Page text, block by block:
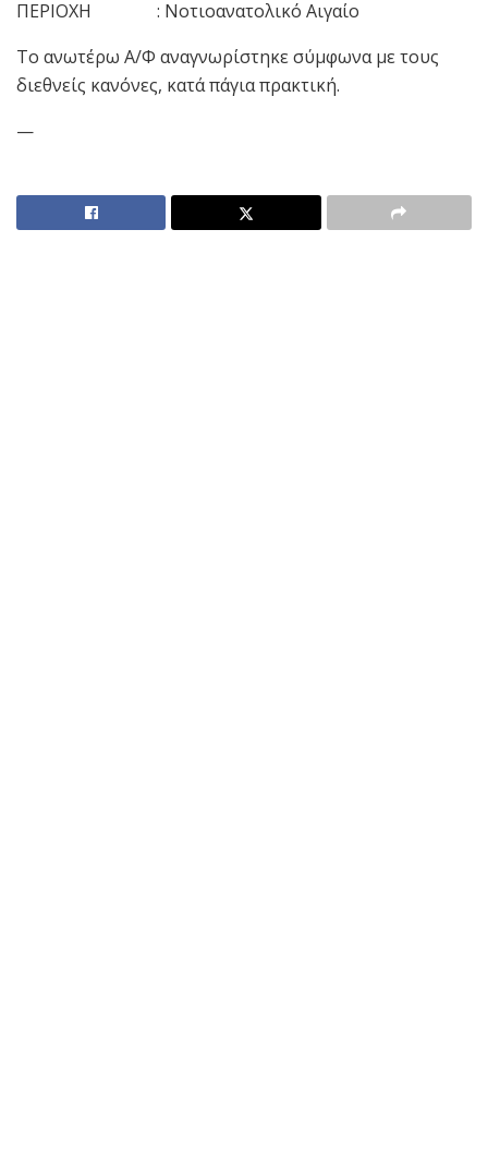
ΠΕΡΙΟΧΗ : Νοτιοανατολικό Αιγαίο
Το ανωτέρω Α/Φ αναγνωρίστηκε σύμφωνα με τους
διεθνείς κανόνες, κατά πάγια πρακτική.
—